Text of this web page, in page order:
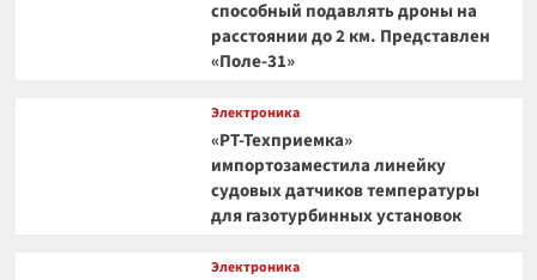
способный подавлять дроны на
расстоянии до 2 км. Представлен
«Поле-31»
Электроника
«РТ-Техприемка»
импортозаместила линейку
судовых датчиков температуры
для газотурбинных установок
Электроника